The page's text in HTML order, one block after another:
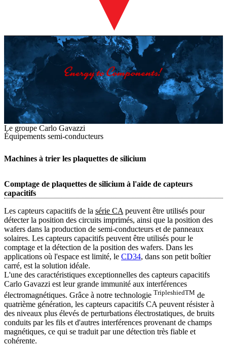
Le groupe Carlo Gavazzi
Équipements semi-conducteurs
Machines à trier les plaquettes de silicium
Comptage de plaquettes de silicium à l'aide de capteurs
capacitifs
Les capteurs capacitifs de la série CA peuvent être utilisés pour
détecter la position des circuits imprimés, ainsi que la position des
wafers dans la production de semi-conducteurs et de panneaux
solaires. Les capteurs capacitifs peuvent être utilisés pour le
comptage et la détection de la position des wafers. Dans les
applications où l'espace est limité, le CD34, dans son petit boîtier
carré, est la solution idéale.
L'une des caractéristiques exceptionnelles des capteurs capacitifs
Carlo Gavazzi est leur grande immunité aux interférences
électromagnétiques. Grâce à notre technologie TripleshiedTM de
quatrième génération, les capteurs capacitifs CA peuvent résister à
des niveaux plus élevés de perturbations électrostatiques, de bruits
conduits par les fils et d'autres interférences provenant de champs
magnétiques, ce qui se traduit par une détection très fiable et
cohérente.